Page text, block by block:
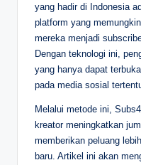
yang hadir di Indonesia
platform yang
mereka menjadi
Dengan teknologi ini,
yang hanya dapat
pada media sosial
Melalui metode ini,
kreator meningkatkan
memberikan peluang
baru. Artikel ini akan